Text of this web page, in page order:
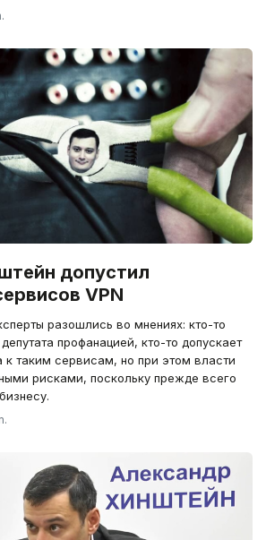
допустил
VPN
разошлись во мнениях: кто-то
профанацией, кто-то допускает
к таким сервисам, но при этом власти
рисками, поскольку прежде всего